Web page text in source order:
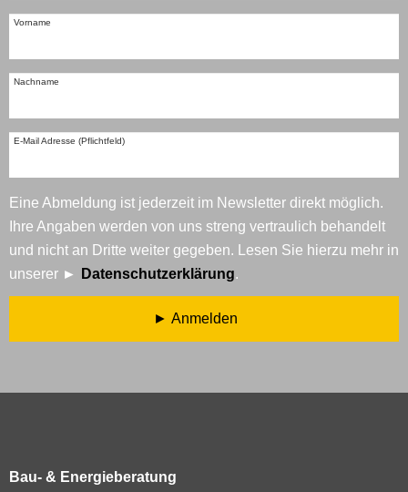
Vorname
Nachname
E-Mail Adresse (Pflichtfeld)
Eine Abmeldung ist jederzeit im Newsletter direkt möglich.
Ihre Angaben werden von uns streng vertraulich behandelt
und nicht an Dritte weiter gegeben. Lesen Sie hierzu mehr in
unserer
Datenschutzerklärung.
Anmelden
Bau- & Energieberatung